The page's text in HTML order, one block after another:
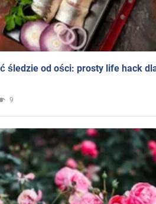
śledzie od ości: prosty life hack
9